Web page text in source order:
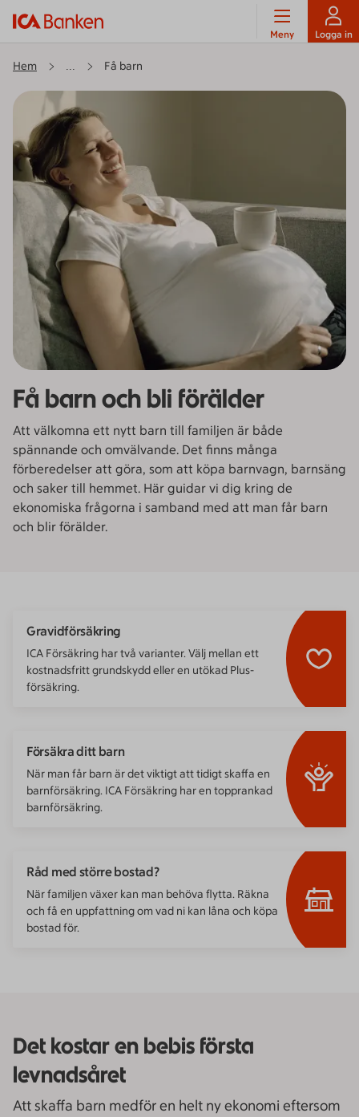
Meny Logga in
Hem ... Få barn
Få barn och bli förälder
Att välkomna ett nytt barn till familjen är både
spännande och omvälvande. Det finns många
förberedelser att göra, som att köpa barnvagn, barnsäng
och saker till hemmet. Här guidar vi dig kring de
ekonomiska frågorna i samband med att man får barn
och blir förälder.
Gravidförsäkring
ICA Försäkring har två varianter. Välj mellan ett
kostnadsfritt grundskydd eller en utökad Plus-
försäkring.
Försäkra ditt barn
När man får barn är det viktigt att tidigt skaffa en
barnförsäkring. ICA Försäkring har en topprankad
barnförsäkring.
Råd med större bostad?
När familjen växer kan man behöva flytta. Räkna
och få en uppfattning om vad ni kan låna och köpa
bostad för.
Det kostar en bebis första
levnadsåret
Att skaffa barn medför en helt ny ekonomi eftersom